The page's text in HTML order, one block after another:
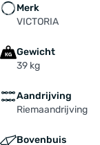
Merk
VICTORIA
Gewicht
39 kg
Aandrijving
Riemaandrijving
Bovenbuis